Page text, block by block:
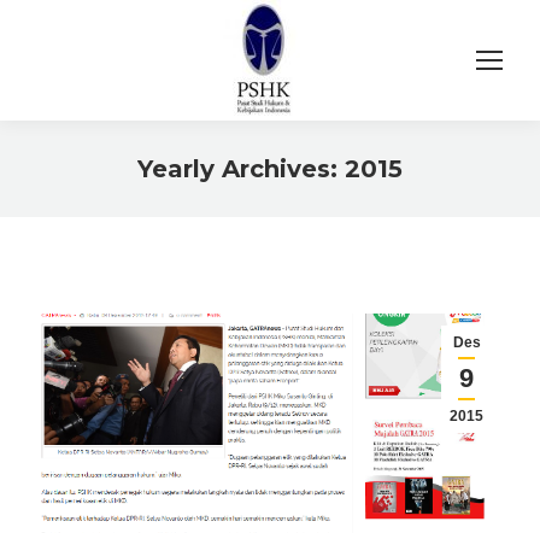
Yearly Archives: 2015
Des
9
2015